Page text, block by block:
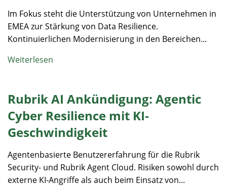
Im Fokus steht die Unterstützung von Unternehmen in
EMEA zur Stärkung von Data Resilience.
Kontinuierlichen Modernisierung in den Bereichen...
Weiterlesen
Rubrik AI Ankündigung: Agentic
Cyber Resilience mit KI-
Geschwindigkeit
Agentenbasierte Benutzererfahrung für die Rubrik
Security- und Rubrik Agent Cloud. Risiken sowohl durch
externe KI-Angriffe als auch beim Einsatz von...